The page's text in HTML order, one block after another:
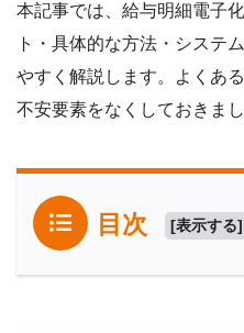
本記事では、給与明細電子
ト・具体的な方法・システ
やすく解説します。よくあ
不安要素をなくしておきまし
目次 [表示する]